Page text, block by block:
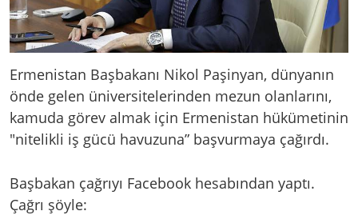
Ermenistan Başbakanı Nikol Paşinyan, dünyanın
önde gelen üniversitelerinden mezun olanlarını,
kamuda görev almak için Ermenistan hükümetinin
"nitelikli iş gücü havuzuna” başvurmaya çağırdı.
Başbakan çağrıyı Facebook hesabından yaptı.
Çağrı şöyle: